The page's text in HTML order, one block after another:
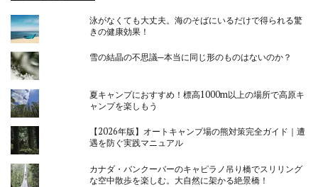
泳がなくても大丈夫。海のそばにいるだけで得られる驚
きの健康効果！
雪の結晶の不思議─本当に同じ形のものはないのか？
夏キャンプにおすすめ！標高1000m以上の場所で高原キ
ャンプを楽しもう
【2026年版】オートキャンプ場の熊対策完全ガイド｜遭
遇を防ぐ実践マニュアル
カナダ・バンクーバーのキャピラノ吊り橋でスリリング
な空中散歩を楽しむ。大自然に架かる絶景橋！